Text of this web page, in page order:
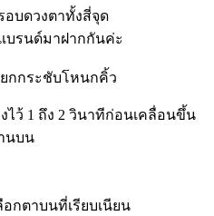
อบดวงตาทั้งสี่จุด
บรนด์มาฝากกันค่ะ
กกระชับโหนกคิ้ว
ไว้ 1 ถึง 2 วินาทีก่อนเคลื่อนขึ้น
นบน
กตาบนที่เรียบเนียน